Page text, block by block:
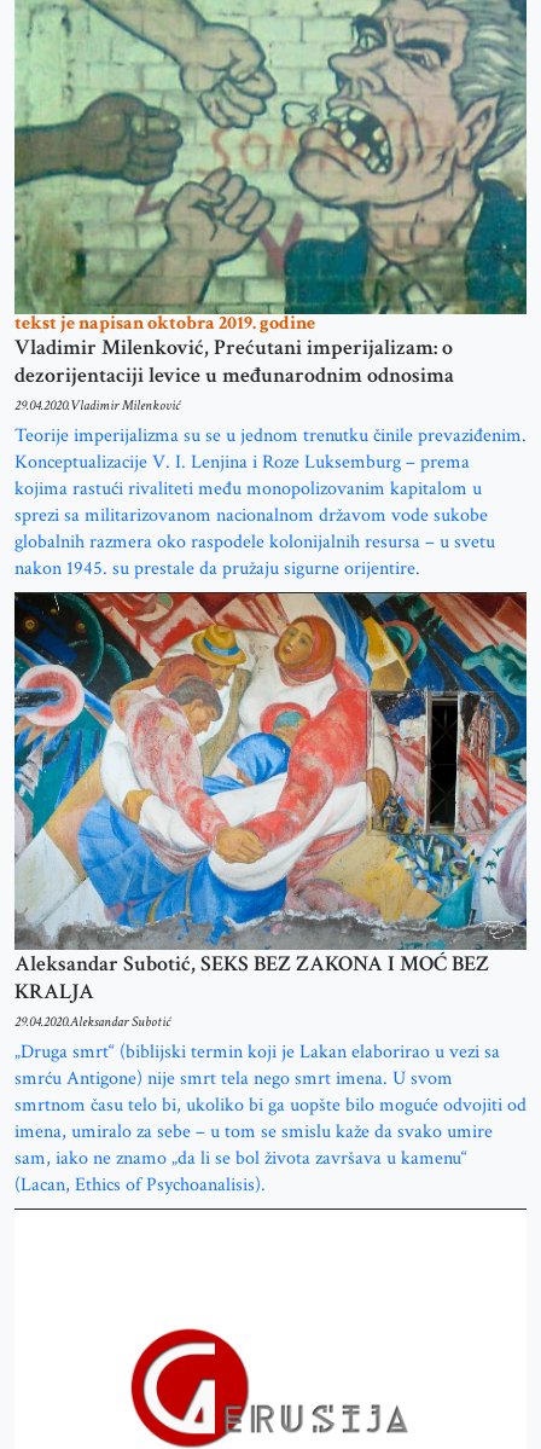
tekst je napisan oktobra 2019. godine
Vladimir Milenković, Prećutani imperijalizam: o
dezorijentaciji levice u međunarodnim odnosima
29.04.2020.Vladimir Milenković
Teorije imperijalizma su se u jednom trenutku činile prevaziđenim.
Konceptualizacije V. I. Lenjina i Roze Luksemburg – prema
kojima rastući rivaliteti među monopolizovanim kapitalom u
sprezi sa militarizovanom nacionalnom državom vode sukobe
globalnih razmera oko raspodele kolonijalnih resursa – u svetu
nakon 1945. su prestale da pružaju sigurne orijentire.
Aleksandar Subotić, SEKS BEZ ZAKONA I MOĆ BEZ
KRALJA
29.04.2020.Aleksandar Subotić
„Druga smrt“ (biblijski termin koji je Lakan elaborirao u vezi sa
smrću Antigone) nije smrt tela nego smrt imena. U svom
smrtnom času telo bi, ukoliko bi ga uopšte bilo moguće odvojiti od
imena, umiralo za sebe – u tom se smislu kaže da svako umire
sam, iako ne znamo „da li se bol života završava u kamenu“
(Lacan, Ethics of Psychoanalisis).